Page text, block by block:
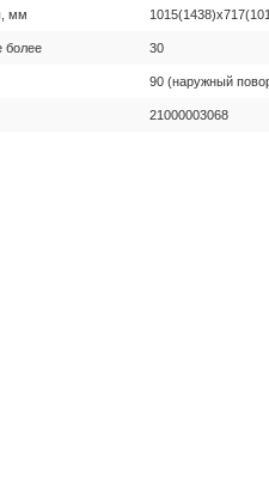
мм
более 30
90 (наружный
21000003068